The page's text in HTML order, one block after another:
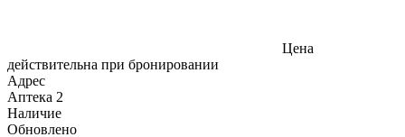
Цена
действительна при бронировании
Адрес
Аптека 2
Наличие
Обновлено